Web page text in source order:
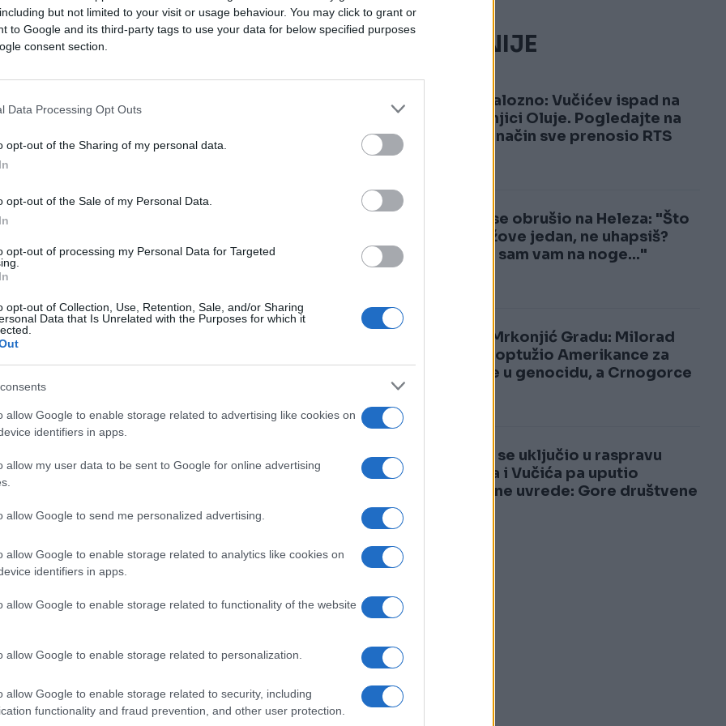
but not limited to your visit or usage behaviour. You may click to grant or
to Google and its third-party tags to use your data for below specified purposes
consent section.
Data Processing Opt Outs
opt-out of the Sharing of my personal data.
opt-out of the Sale of my Personal Data.
opt-out of processing my Personal Data for Targeted
opt-out of Collection, Use, Retention, Sale, and/or Sharing
Data that Is Unrelated with the Purposes for which it
allow Google to enable storage related to advertising like cookies on
identifiers in apps.
allow my user data to be sent to Google for online advertising
allow Google to send me personalized advertising.
allow Google to enable storage related to analytics like cookies on
identifiers in apps.
allow Google to enable storage related to functionality of the website
allow Google to enable storage related to personalization.
allow Google to enable storage related to security, including
functionality and fraud prevention, and other user protection.
i blokada iz entiteta Republika
situacije u Bosni i Hercegovini, neophodno
stanju.
je žrtva brutalne agresije od 1992. do 1995.
udruženi zločinački poduhvati;
u Evropi nakon Drugog svjetskog rata;
periodu realizirati ciljeve koji nisu
sudova UN-a, ne pomaže nikome. Naprotiv,
dijagnoze stanja, a nakon toga i do
je veoma teška 2025. godina.
Srpska dovela je Bosnu i Hercegovinu na
i odgovornom djelovanju na
ugrožavanje pozicije i nadležnosti Ustavnog
predstavnika moglo bi imati nesagledive
i ovog dijela Evrope.
uloge visokog predstavnika. Visoki
mirovnog sporazuma i on je konačni
NAJČITANIJE
1
Skandalozno: Vučićev ispad na
godišnjici Oluje. Pogledajte na
koji je način sve prenosio RTS
2
Vučić se obrušio na Heleza: "Što
me, lažove jedan, ne uhapsiš?
Došao sam vam na noge..."
3
Šok u Mrkonjić Gradu: Milorad
Dodik optužio Amerikance za
učešće u genocidu, a Crnogorce
4
Dodik se uključio u raspravu
Heleza i Vučića pa uputio
brutalne uvrede: Gore društvene